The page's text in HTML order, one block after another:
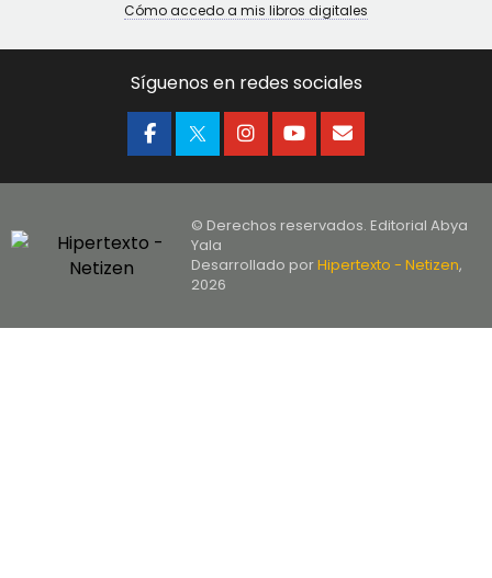
Cómo accedo a mis libros digitales
Síguenos en redes sociales
© Derechos reservados. Editorial Abya
Yala
Desarrollado porHipertexto - Netizen,
2026